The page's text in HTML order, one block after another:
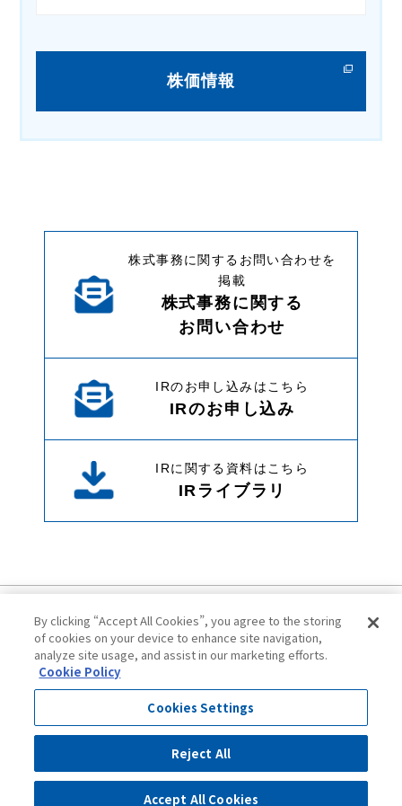
株価情報
株式事務に関するお問い合わせを
掲載
株式事務に関する
お問い合わせ
IRのお申し込みはこちら
IRのお申し込み
IRに関する資料はこちら
IRライブラリ
ご利用にあたって
プライバシーポリシー
クッキーポリシー
サイトマップ
©2025 Mitsuboshi Belting Ltd. All Rights Reserved.
By clicking “Accept All Cookies”, you agree to the storing
of cookies on your device to enhance site navigation,
analyze site usage, and assist in our marketing efforts.
Cookie Policy
Cookies Settings
Reject All
Accept All Cookies